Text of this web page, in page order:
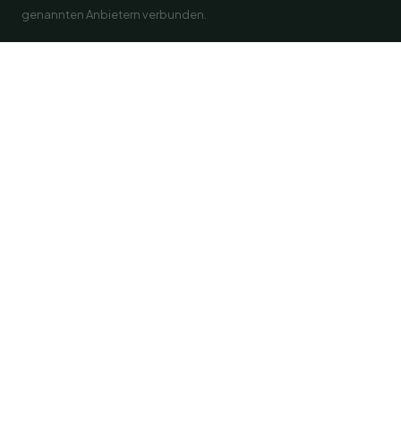
genannten Anbietern verbunden.